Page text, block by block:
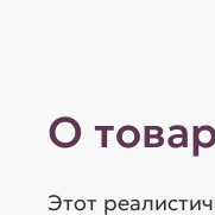
О
Этот